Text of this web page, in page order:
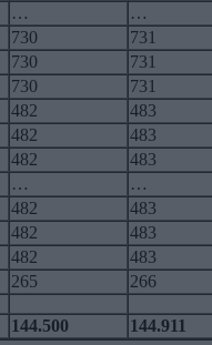
…
…
730
731
730
731
730
731
482
483
482
483
482
483
…
…
482
483
482
483
482
483
265 266
144.500 144.911